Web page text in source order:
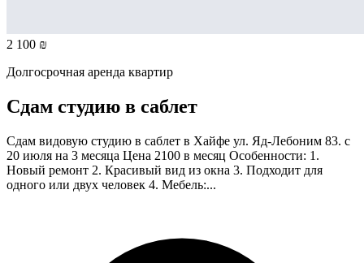
2 100 ₪
Долгосрочная аренда квартир
Сдам студию в саблет
Сдам видовую студию в саблет в Хайфе ул. Яд-Лебоним 83. с
20 июля на 3 месяца Цена 2100 в месяц Особенности: 1.
Новый ремонт 2. Красивый вид из окна 3. Подходит для
одного или двух человек 4. Мебель:...